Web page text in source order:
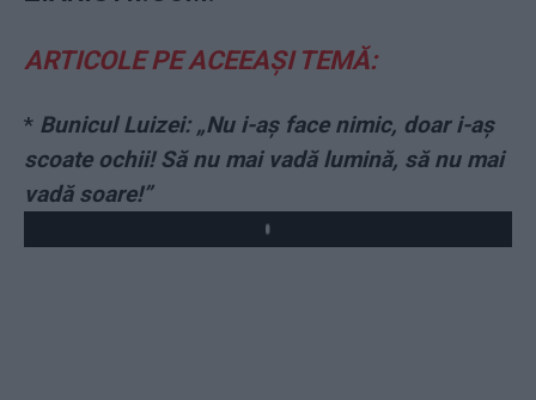
ARTICOLE PE ACEEAȘI TEMĂ:
* Bunicul Luizei: „Nu i-aș face nimic, doar i-aș
scoate ochii! Să nu mai vadă lumină, să nu mai
vadă soare!”
Play